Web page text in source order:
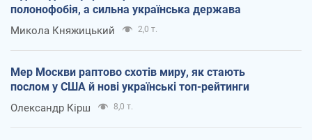
полонофобія, а сильна українська держава
Микола Княжицький 2,0 т.
Мер Москви раптово схотів миру, як стають
послом у США й нові українські топ-рейтинги
Олександр Кірш 8,0 т.